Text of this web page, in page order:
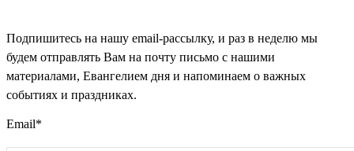
Подпишитесь на нашу email-рассылку, и раз в неделю мы
будем отправлять Вам на почту письмо с нашими
материалами, Евангелием дня и напоминаем о важных
событиях и праздниках.
Email*